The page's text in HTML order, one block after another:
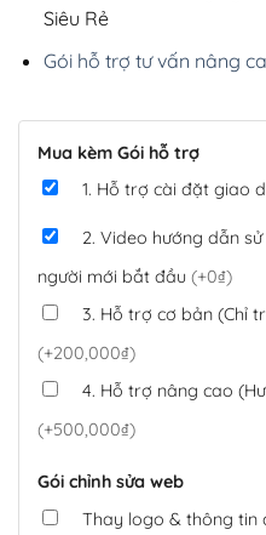
Siêu Rẻ
Gói hỗ trợ tư vấn nâng
Mua kèm Gói hỗ trợ
1. Hỗ trợ cài đặt giao
2. Video hướng dẫn
người mới bắt đầu (+0₫)
3. Hỗ trợ cơ bản (Chỉ
(+200,000₫)
4. Hỗ trợ nâng cao
(+500,000₫)
Gói chỉnh sửa web
Thay logo & thông tin